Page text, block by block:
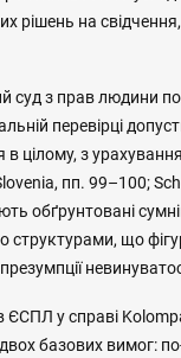
рішень на
суд з прав людини
перевірці
цілому, з
пп. 99–100;
обґрунтовані
структурами, що
ЄСПЛ у справі
базових вимог: